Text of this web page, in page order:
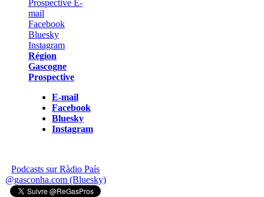
Région
Gascogne
Prospective
E-mail
Facebook
Bluesky
Instagram
Podcasts sur Ràdio País
@gasconha.com (Bluesky)